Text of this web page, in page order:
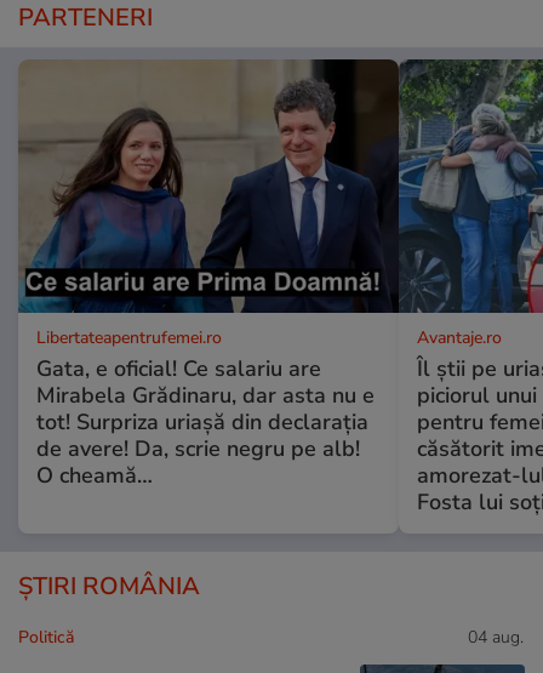
PARTENERI
Libertateapentrufemei.ro
Gata, e oficial! Ce salariu are
Mirabela Grădinaru, dar asta nu e
tot! Surpriza uriașă din declarația
de avere! Da, scrie negru pe alb!
O cheamă…
Avantaje.ro
Îl știi pe
piciorul
pentru
căsătorit
amorezat-
Fosta lui
ȘTIRI ROMÂNIA
Politică 04 aug.